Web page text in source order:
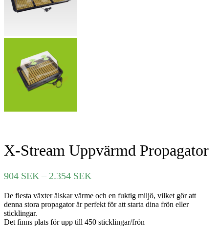
X-Stream Uppvärmd Propagator
904 SEK – 2.354 SEK
till
2.354 SEK
De flesta växter älskar värme och en fuktig miljö, vilket gör att
denna stora propagator är perfekt för att starta dina frön eller
sticklingar.
Det finns plats för upp till 450 sticklingar/frön